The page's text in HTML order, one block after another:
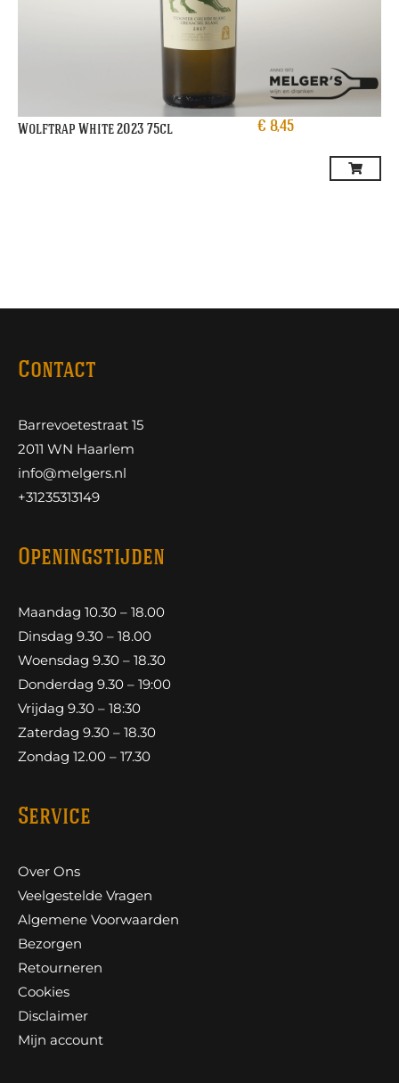
Wolftrap White 2023 75cl € 8,45
Contact
Barrevoetestraat 15
2011 WN Haarlem
info@melgers.nl
+31235313149
Openingstijden
Maandag 10.30 – 18.00
Dinsdag 9.30 – 18.00
Woensdag 9.30 – 18.30
Donderdag 9.30 – 19:00
Vrijdag 9.30 – 18:30
Zaterdag 9.30 – 18.30
Zondag 12.00 – 17.30
Service
Over Ons
Veelgestelde Vragen
Algemene Voorwaarden
Bezorgen
Retourneren
Cookies
Disclaimer
Mijn account